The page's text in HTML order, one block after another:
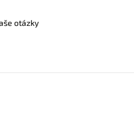
otázky